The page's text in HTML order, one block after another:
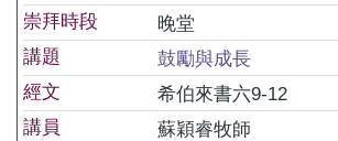
崇拜時段
晚堂
講題
鼓勵與成長
經文
希伯來書六9-12
講員
蘇穎睿牧師